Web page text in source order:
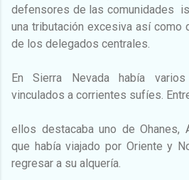
defensores de las comunidades
una tributación excesiva así
de los delegados centrales.
En Sierra Nevada había
vinculados a corrientes sufíes.
ellos destacaba uno de Ohanes,
que había viajado por Oriente y
regresar a su alquería.